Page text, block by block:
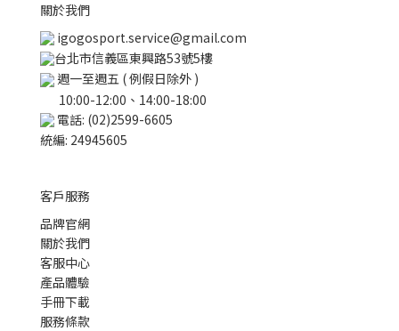
關於我們
igogosport.service@gmail.com
台北市信義區東興路53號5樓
週一至週五 ( 例假日除外 )
10:00-12:00、14:00-18:00
電話: (02)2599-6605
統編: 24945605
客戶服務
品牌官網
關於我們
客服中心
產品體驗
手冊下載
服務條款